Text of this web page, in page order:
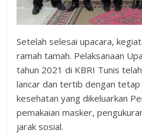
Setelah selesai upacara,
ramah tamah. Pelaksanaan
tahun 2021 di KBRI Tunis
lancar dan tertib dengan
kesehatan yang dikeluarkan
pemakaian masker,
jarak sosial.